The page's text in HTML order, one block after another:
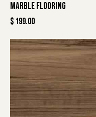
MARBLE FLOORING
$ 199.00